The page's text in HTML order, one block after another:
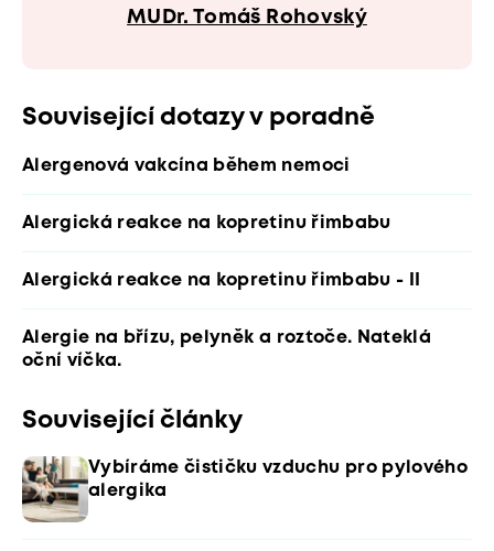
MUDr. Tomáš Rohovský
Související dotazy v poradně
Alergenová vakcína během nemoci
Alergická reakce na kopretinu řimbabu
Alergická reakce na kopretinu řimbabu - II
Alergie na břízu, pelyněk a roztoče. Nateklá
oční víčka.
Související články
Vybíráme čističku vzduchu pro pylového
alergika